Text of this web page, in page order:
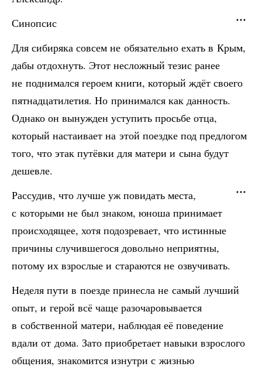
Синопсис
Для сибиряка совсем не обязательно ехать в Крым,
дабы отдохнуть. Этот несложный тезис ранее
не поднимался героем книги, который ждёт своего
пятнадцатилетия. Но принимался как данность.
Однако он вынужден уступить просьбе отца,
который настаивает на этой поездке под предлогом
того, что этак путёвки для матери и сына будут
дешевле.
Рассудив, что лучше уж повидать места,
с которыми не был знаком, юноша принимает
происходящее, хотя подозревает, что истинные
причины случившегося довольно неприятны,
потому их взрослые и стараются не озвучивать.
Неделя пути в поезде принесла не самый лучший
опыт, и герой всё чаще разочаровывается
в собственной матери, наблюдая её поведение
вдали от дома. Зато приобретает навыки взрослого
общения, знакомится изнутри с жизнью